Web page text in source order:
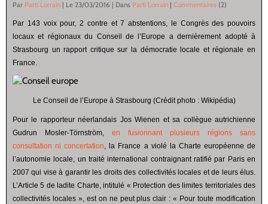
Vidéos
Livre d'or
Adhésion
Par Parti Lorrain | Le 23/03/2016 | Dans Parti Lorrain | Commentaires (2)
Par 143 voix pour, 2 contre et 7 abstentions, le Congrès des pouvoirs
locaux et régionaux du Conseil de l’Europe a dernièrement adopté à
Strasbourg un rapport critique sur la démocratie locale et régionale en
France.
Le Conseil de l’Europe à Strasbourg (Crédit photo : Wikipédia)
Pour le rapporteur néerlandais Jos Wienen et sa collègue autrichienne
Gudrun Mosler-Törnström, en fusionnant plusieurs régions sans
consultation ni concertation, la France a violé la Charte européenne de
l’autonomie locale, un traité international contraignant ratifié par Paris en
2007 qui vise à garantir les droits des collectivités locales et de leurs élus.
L’Article 5 de ladite Charte, intitulé « Protection des limites territoriales des
collectivités locales », est on ne peut plus clair : « Pour toute modification